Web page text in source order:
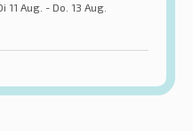
Aug. - Do. 13 Aug.